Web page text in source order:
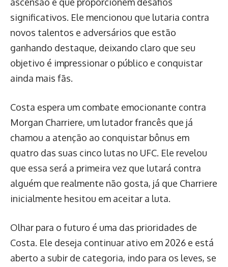
significativos. Ele mencionou que lutaria contra
novos talentos e adversários que estão
ganhando destaque, deixando claro que seu
objetivo é impressionar o público e conquistar
ainda mais fãs.
Costa espera um combate emocionante contra
Morgan Charriere, um lutador francês que já
chamou a atenção ao conquistar bônus em
quatro das suas cinco lutas no UFC. Ele revelou
que essa será a primeira vez que lutará contra
alguém que realmente não gosta, já que Charriere
inicialmente hesitou em aceitar a luta.
Olhar para o futuro é uma das prioridades de
Costa. Ele deseja continuar ativo em 2026 e está
aberto a subir de categoria, indo para os leves, se